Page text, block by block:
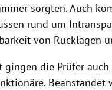
sorgten. Auch
rund um
von Rücklagen
gingen die Prüfer
Beanstandet